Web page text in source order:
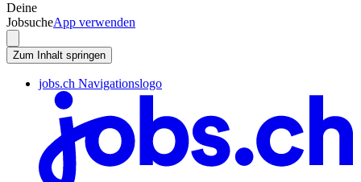
Deine
JobsucheApp verwenden
Zum Inhalt springen
jobs.ch Navigationslogo